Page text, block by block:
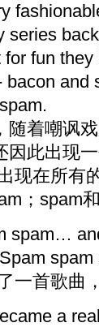
series
fun
bacon and
随着嘲讽
因此出现
现在所有
；spam和
spam…
一首歌曲
a